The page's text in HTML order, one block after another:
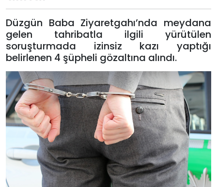
Düzgün Baba Ziyaretgahı’nda meydana
gelen tahribatla ilgili yürütülen
soruşturmada izinsiz kazı yaptığı
belirlenen 4 şüpheli gözaltına alındı.